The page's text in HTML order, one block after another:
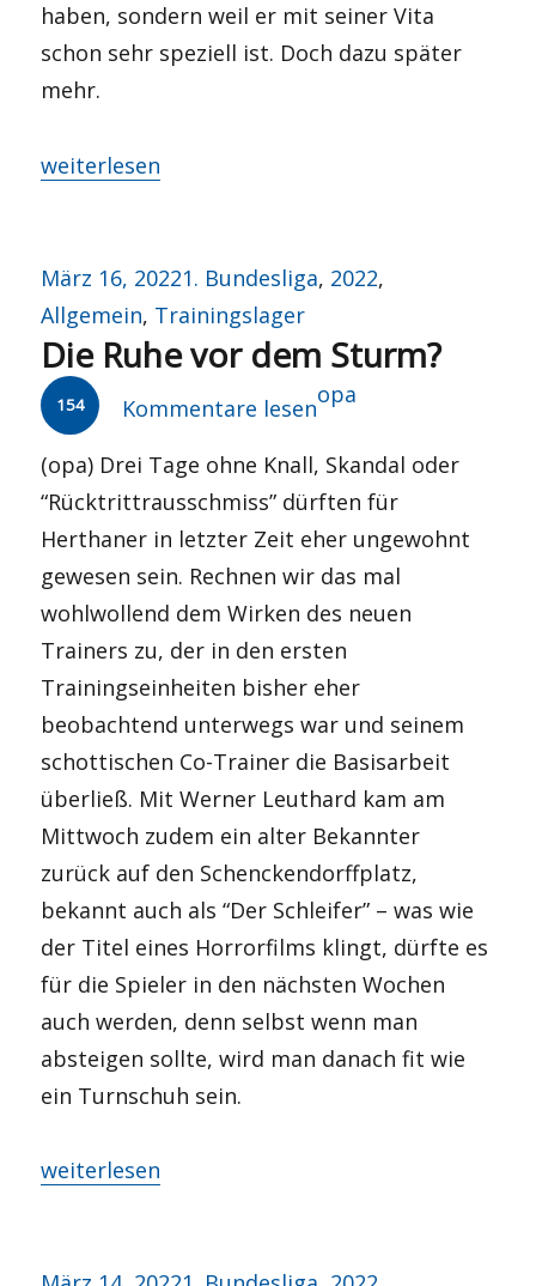
haben, sondern weil er mit seiner Vita
schon sehr speziell ist. Doch dazu später
mehr.
„LIVE: BSCTSG – Neuanfang oder Anfang vom
weiterlesen
Veröffentlicht
am
März 16, 2022Kategorien
1. Bundesliga, 2022,
Allgemein, Trainingslager
Die Ruhe vor dem Sturm?
154 Kommentare lesen
Autor
opa
(opa) Drei Tage ohne Knall, Skandal oder
“Rücktrittrausschmiss” dürften für
Herthaner in letzter Zeit eher ungewohnt
gewesen sein. Rechnen wir das mal
wohlwollend dem Wirken des neuen
Trainers zu, der in den ersten
Trainingseinheiten bisher eher
beobachtend unterwegs war und seinem
schottischen Co-Trainer die Basisarbeit
überließ. Mit Werner Leuthard kam am
Mittwoch zudem ein alter Bekannter
zurück auf den Schenckendorffplatz,
bekannt auch als “Der Schleifer” – was wie
der Titel eines Horrorfilms klingt, dürfte es
für die Spieler in den nächsten Wochen
auch werden, denn selbst wenn man
absteigen sollte, wird man danach fit wie
ein Turnschuh sein.
„Die Ruhe vor dem Sturm?“
weiterlesen